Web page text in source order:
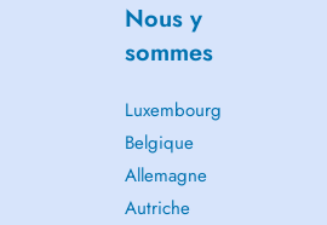
Nous y
sommes
Luxembourg
Belgique
Allemagne
Autriche